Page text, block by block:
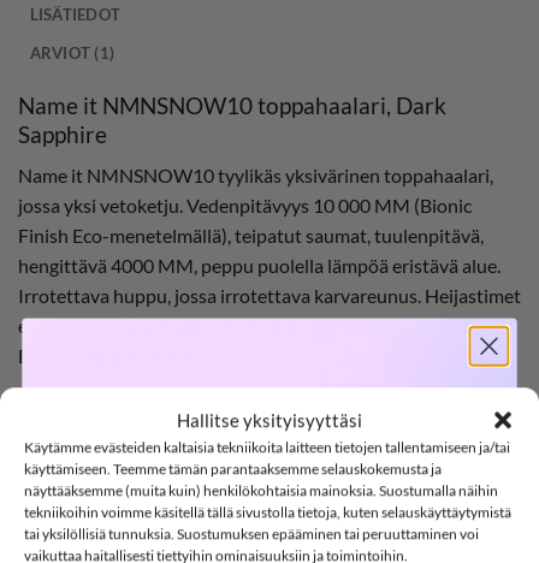
Hallitse yksityisyyttäsi
Käytämme evästeiden kaltaisia tekniikoita laitteen tietojen tallentamiseen ja/tai
käyttämiseen. Teemme tämän parantaaksemme selauskokemusta ja
näyttääksemme (muita kuin) henkilökohtaisia mainoksia. Suostumalla näihin
tekniikoihin voimme käsitellä tällä sivustolla tietoja, kuten selauskäyttäytymistä
tai yksilöllisiä tunnuksia. Suostumuksen epääminen tai peruuttaminen voi
vaikuttaa haitallisesti tiettyihin ominaisuuksiin ja toimintoihin.
LISÄTIEDOT
ARVIOT (1)
Name it NMNSNOW10 toppahaalari, Dark
Sapphire
Name it NMNSNOW10 tyylikäs yksivärinen toppahaalari,
jossa yksi vetoketju. Vedenpitävyys 10 000 MM (Bionic
Finish Eco-menetelmällä), teipatut saumat, tuulenpitävä,
hengittävä 4000 MM, peppu puolella lämpöä eristävä alue.
Irrotettava huppu, jossa irrotettava karvareunus. Heijastimet
edessä ja takana. Säädettävät silikoniset renksut lahkeissa.
Edessä nepparitaskut.
Materiaalit: kuori: 100% polyesteria, vuori: 100% polyesteria
Vesipilari: 10 000 mm
Väri: Dark Sapphire
SOFTSHELL
-15%